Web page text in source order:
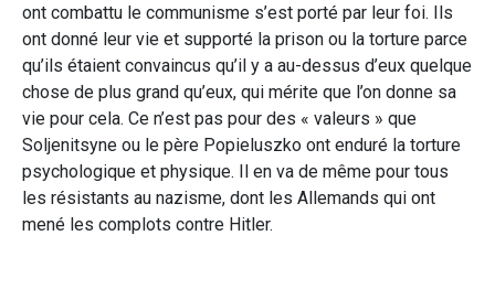
ont combattu le communisme s’est porté par leur foi. Ils
ont donné leur vie et supporté la prison ou la torture parce
qu’ils étaient convaincus qu’il y a au-dessus d’eux quelque
chose de plus grand qu’eux, qui mérite que l’on donne sa
vie pour cela. Ce n’est pas pour des « valeurs » que
Soljenitsyne ou le père Popieluszko ont enduré la torture
psychologique et physique. Il en va de même pour tous
les résistants au nazisme, dont les Allemands qui ont
mené les complots contre Hitler.